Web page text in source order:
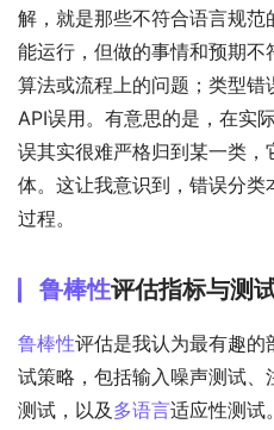
解，就是那些不符合语言规
能运行，但做的事情和预期
算法或流程上的问题；类型
API误用。有意思的是，在实
误其实很难严格归到某一类
体。这让我意识到，错误分
过程。
鲁棒性评估指标与测
鲁棒性评估是我认为最有趣的
试策略，包括输入噪声测试
测试，以及 多语言适应性测试